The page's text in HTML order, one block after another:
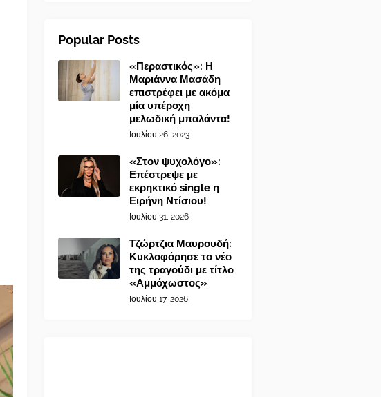
Popular Posts
«Περαστικός»: Η
Μαριάννα Μασάδη
επιστρέφει με ακόμα
μία υπέροχη
μελωδική μπαλάντα!
Ιουλίου 26, 2023
«Στον ψυχολόγο»:
Επέστρεψε με
εκρηκτικό single η
Ειρήνη Ντίσιου!
Ιουλίου 31, 2026
Τζώρτζια Μαυρουδή:
Κυκλοφόρησε το νέο
της τραγούδι με τίτλο
«Αμμόχωστος»
Ιουλίου 17, 2026